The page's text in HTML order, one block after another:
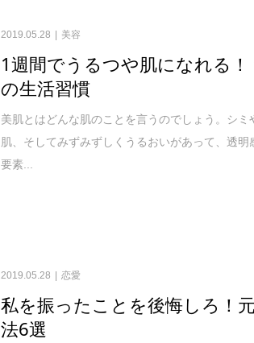
2019.05.28 美容
1週間でうるつや肌になれる
の生活習慣
美肌とはどんな肌のことを言うのでしょう。シ
肌、そしてみずみずしくうるおいがあって、透
要素...
2019.05.28 恋愛
私を振ったことを後悔しろ！
法6選